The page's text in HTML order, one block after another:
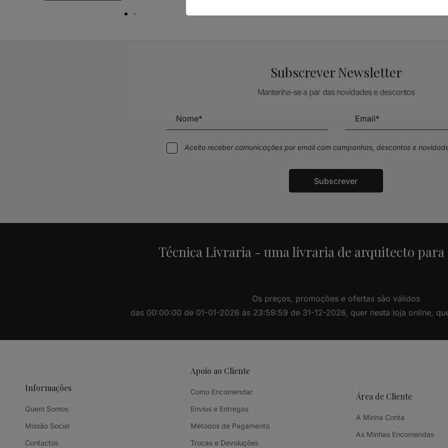
Subscrever Newsletter
Mantenha-se a par das novidades e descontos
Aceito receber comunicações por email com campanhas, descontos e
Subscrever
Técnica Livraria - uma livraria de arquitecto
Os preços, promoções e ofertas são válidos
das 00:00:00 de 01-01-2026 às 23:59:59 de 31-12-2026, quer nesta loja online,
Informações
Quem Somos
Missão Social
Contactos
Apoio ao Cliente
Como Encomendar
Envios e Entregas
Métodos de Pagamento
Trocas e Devoluções
Área de Cliente
A Minha Conta
As Minhas Encomendas